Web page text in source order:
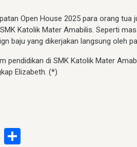
Open House 2025 para orang tua
Katolik Mater Amabilis. Seperti
baju yang dikerjakan langsung oleh
pendidikan di SMK Katolik Mater
Elizabeth. (*)
Telegram